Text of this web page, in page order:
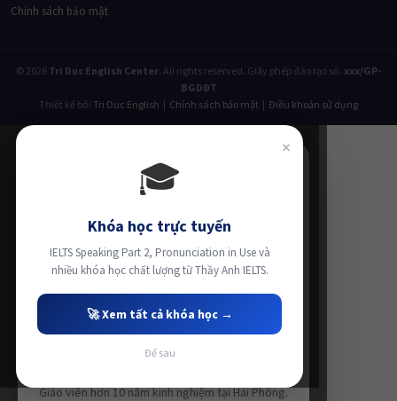
Chính sách bảo mật
© 2026 Tri Duc English Center. All rights reserved. Giấy phép đào tạo số: xxx/GP-
BGDĐT
Thiết kế bởi Tri Duc English | Chính sách bảo mật | Điều khoản sử dụng
Giáo viên hơn 10 năm kinh nghiệm tại Hải Phòng.
×
🎓
Khóa học trực tuyến
IELTS Speaking Part 2, Pronunciation in Use và
nhiều khóa học chất lượng từ Thầy Anh IELTS.
🚀 Xem tất cả khóa học →
Để sau